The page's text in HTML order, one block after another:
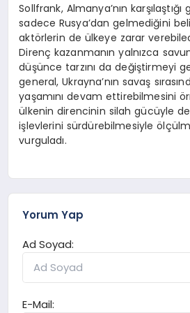
Sollfrank, Almanya’nın
sadece Rusya’dan gelmediğini
aktörlerin de ülkeye zarar
Direnç kazanmanın yalnızca
düşünce tarzını da değiştirmeyi
general, Ukrayna’nın savaş
yaşamını devam ettirebilmesini
ülkenin direncinin silah gücüyle
işlevlerini sürdürebilmesiyle
vurguladı.
Yorum Yap
Ad Soyad:
E-Mail: